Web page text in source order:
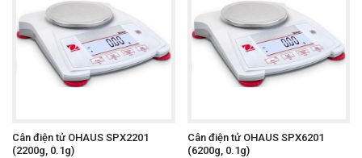
Cân điện tử OHAUS SPX2201
(2200g, 0.1g)
Cân điện tử OHAUS SPX6201
(6200g, 0.1g)